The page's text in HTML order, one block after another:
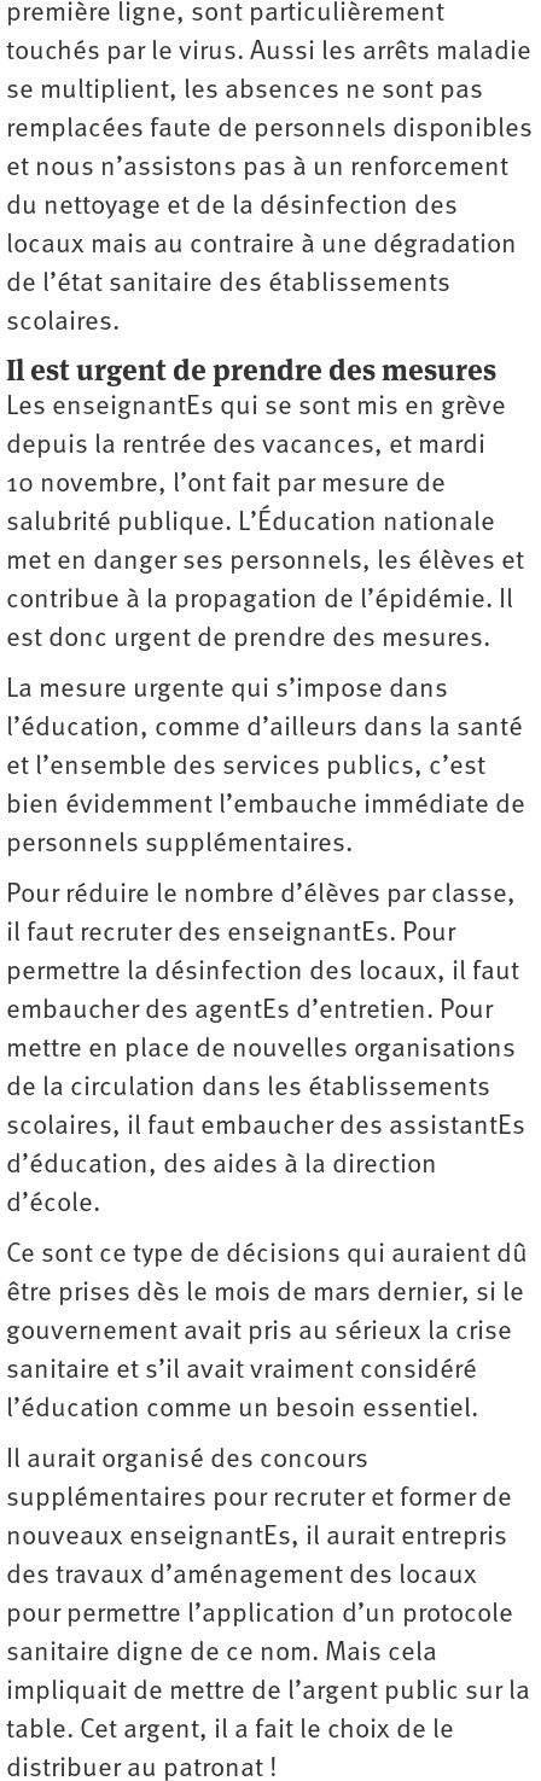
première ligne, sont particulièrement
touchés par le virus. Aussi les arrêts maladie
se multiplient, les absences ne sont pas
remplacées faute de personnels disponibles
et nous n’assistons pas à un renforcement
du nettoyage et de la désinfection des
locaux mais au contraire à une dégradation
de l’état sanitaire des établissements
scolaires.
Il est urgent de prendre des mesures
Les enseignantEs qui se sont mis en grève
depuis la rentrée des vacances, et mardi
10 novembre, l’ont fait par mesure de
salubrité publique. L’Éducation nationale
met en danger ses personnels, les élèves et
contribue à la propagation de l’épidémie. Il
est donc urgent de prendre des mesures.
La mesure urgente qui s’impose dans
l’éducation, comme d’ailleurs dans la santé
et l’ensemble des services publics, c’est
bien évidemment l’embauche immédiate de
personnels supplémentaires.
Pour réduire le nombre d’élèves par classe,
il faut recruter des enseignantEs. Pour
permettre la désinfection des locaux, il faut
embaucher des agentEs d’entretien. Pour
mettre en place de nouvelles organisations
de la circulation dans les établissements
scolaires, il faut embaucher des assistantEs
d’éducation, des aides à la direction
d’école.
Ce sont ce type de décisions qui auraient dû
être prises dès le mois de mars dernier, si le
gouvernement avait pris au sérieux la crise
sanitaire et s’il avait vraiment considéré
l’éducation comme un besoin essentiel.
Il aurait organisé des concours
supplémentaires pour recruter et former de
nouveaux enseignantEs, il aurait entrepris
des travaux d’aménagement des locaux
pour permettre l’application d’un protocole
sanitaire digne de ce nom. Mais cela
impliquait de mettre de l’argent public sur la
table. Cet argent, il a fait le choix de le
distribuer au patronat !